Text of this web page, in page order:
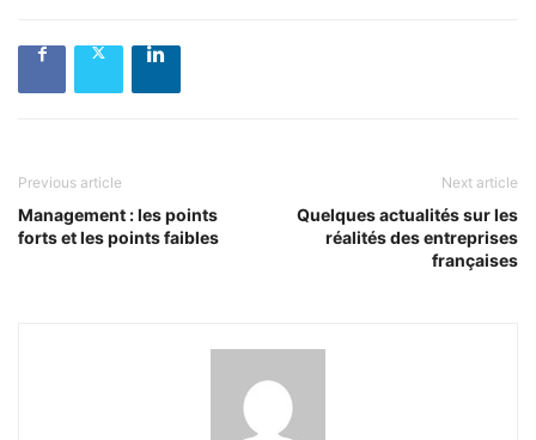
Previous article
Management : les points
forts et les points faibles
Next article
Quelques actualités sur les
réalités des entreprises
françaises